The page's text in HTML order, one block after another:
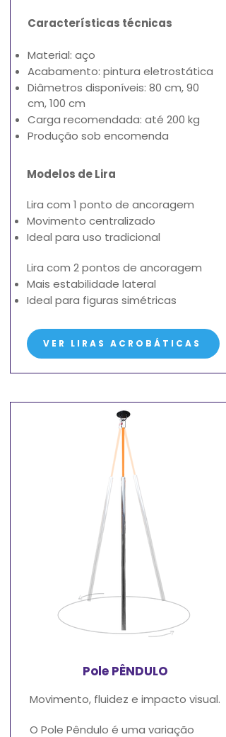
Características técnicas
Material: aço
Acabamento: pintura eletrostática
Diâmetros disponíveis: 80 cm, 90
cm, 100 cm
Carga recomendada: até 200 kg
Produção sob encomenda
Modelos de Lira
Lira com 1 ponto de ancoragem
Movimento centralizado
Ideal para uso tradicional
Lira com 2 pontos de ancoragem
Mais estabilidade lateral
Ideal para figuras simétricas
VER LIRAS ACROBÁTICAS
Pole PÊNDULO
Movimento, fluidez e impacto visual.
O Pole Pêndulo é uma variação